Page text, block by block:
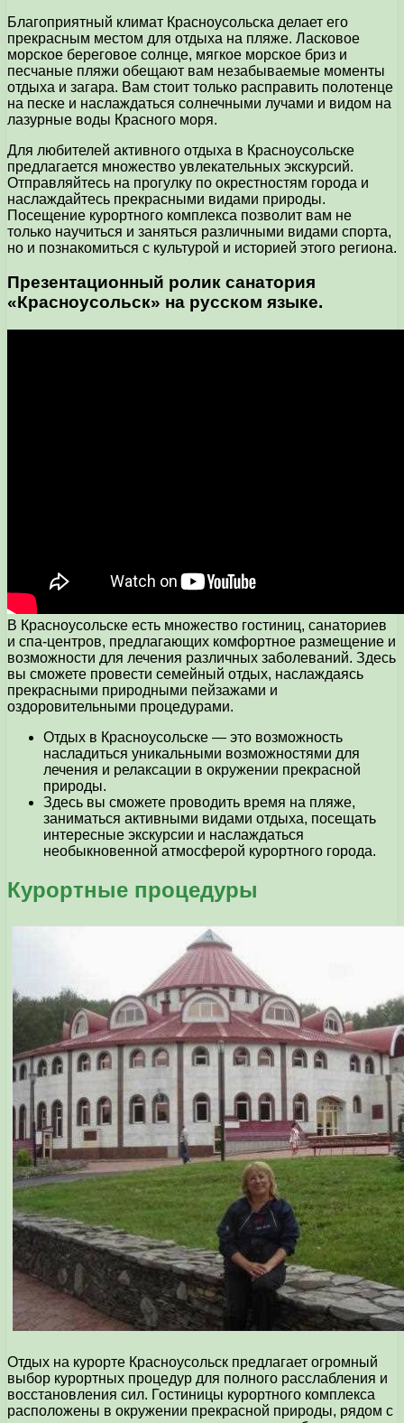
Благоприятный климат Красноусольска делает его
прекрасным местом для отдыха на пляже. Ласковое
морское береговое солнце, мягкое морское бриз и
песчаные пляжи обещают вам незабываемые моменты
отдыха и загара. Вам стоит только расправить полотенце
на песке и наслаждаться солнечными лучами и видом на
лазурные воды Красного моря.
Для любителей активного отдыха в Красноусольске
предлагается множество увлекательных экскурсий.
Отправляйтесь на прогулку по окрестностям города и
наслаждайтесь прекрасными видами природы.
Посещение курортного комплекса позволит вам не
только научиться и заняться различными видами спорта,
но и познакомиться с культурой и историей этого региона.
Презентационный ролик санатория
«Красноусольск» на русском языке.
В Красноусольске есть множество гостиниц, санаториев
и спа-центров, предлагающих комфортное размещение и
возможности для лечения различных заболеваний. Здесь
вы сможете провести семейный отдых, наслаждаясь
прекрасными природными пейзажами и
оздоровительными процедурами.
Отдых в Красноусольске — это возможность
насладиться уникальными возможностями для
лечения и релаксации в окружении прекрасной
природы.
Здесь вы сможете проводить время на пляже,
заниматься активными видами отдыха, посещать
интересные экскурсии и наслаждаться
необыкновенной атмосферой курортного города.
Курортные процедуры
Отдых на курорте Красноусольск предлагает огромный
выбор курортных процедур для полного расслабления и
восстановления сил. Гостиницы курортного комплекса
расположены в окружении прекрасной природы, рядом с